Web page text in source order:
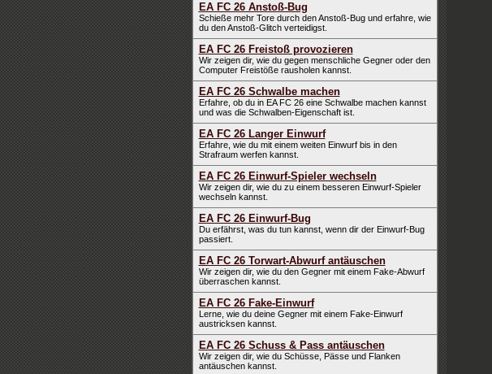
EA FC 26 Anstoß-Bug
Schieße mehr Tore durch den Anstoß-Bug und erfahre, wie
du den Anstoß-Glitch verteidigst.
EA FC 26 Freistoß provozieren
Wir zeigen dir, wie du gegen menschliche Gegner oder den
Computer Freistöße rausholen kannst.
EA FC 26 Schwalbe machen
Erfahre, ob du in EA FC 26 eine Schwalbe machen kannst
und was die Schwalben-Eigenschaft ist.
EA FC 26 Langer Einwurf
Erfahre, wie du mit einem weiten Einwurf bis in den
Strafraum werfen kannst.
EA FC 26 Einwurf-Spieler wechseln
Wir zeigen dir, wie du zu einem besseren Einwurf-Spieler
wechseln kannst.
EA FC 26 Einwurf-Bug
Du erfährst, was du tun kannst, wenn dir der Einwurf-Bug
passiert.
EA FC 26 Torwart-Abwurf antäuschen
Wir zeigen dir, wie du den Gegner mit einem Fake-Abwurf
überraschen kannst.
EA FC 26 Fake-Einwurf
Lerne, wie du deine Gegner mit einem Fake-Einwurf
austricksen kannst.
EA FC 26 Schuss & Pass antäuschen
Wir zeigen dir, wie du Schüsse, Pässe und Flanken
antäuschen kannst.